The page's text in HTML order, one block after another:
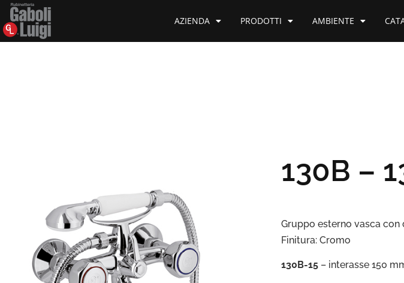
AZIENDA PRODOTTI AMBIENTE
130B –
Gruppo esterno vasca
Finitura: Cromo
130B-15 – interasse 150